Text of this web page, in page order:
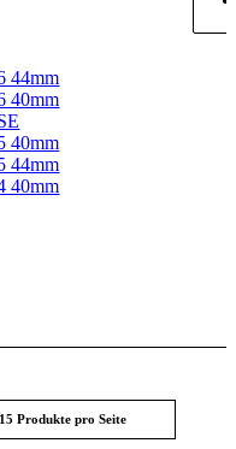
44mm
40mm
40mm
44mm
40mm
15 Produkte pro Seite